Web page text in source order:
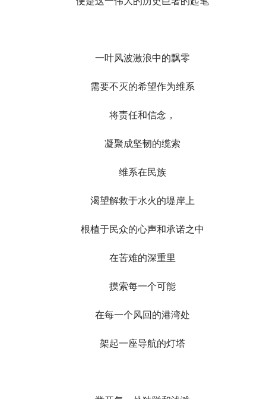
一叶风波激浪中的飘零
需要不灭的希望作为维系
将责任和信念，
凝聚成坚韧的缆索
维系在民族
渴望解救于水火的堤岸上
根植于民众的心声和承诺之中
在苦难的深重里
摸索每一个可能
在每一个风回的港湾处
架起一座导航的灯塔